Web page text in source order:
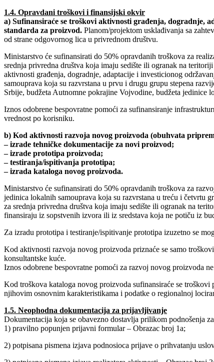
1.4. Opravdani troškovi i finansijski okvir
a) Sufinansiraće se troškovi aktivnosti građenja, dogradnje,
standarda za proizvod. Planom/projektom usklađivanja sa
od strane odgovornog lica u privrednom društvu.
Ministarstvo će sufinansirati do 50% opravdanih troškova za
srednja privredna društva koja imaju sedište ili ogranak na
aktivnosti građenja, dogradnje, adaptacije i investicionog
samouprava koja su razvrstana u prvu i drugu grupu stepena
Srbije, budžeta Autnomne pokrajine Vojvodine, budžeta jedinice
Iznos odobrene bespovratne pomoći za sufinansiranje
vrednost po korisniku.
b) Kod aktivnosti razvoja novog proizvoda (obuhvata
– izrade tehničke dokumentacije za novi proizvod;
– izrade prototipa proizvoda;
– testiranja/ispitivanja prototipa;
– izrada kataloga novog proizvoda.
Ministarstvo će sufinansirati do 50% opravdanih troškova za
jedinica lokalnih samouprava koja su razvrstana u treću i četvrtu
za srednja privredna društva koja imaju sedište ili ogranak na
finansiraju iz sopstvenih izvora ili iz sredstava koja ne potiču iz
Za izradu prototipa i testiranje/ispitivanje prototipa izuzetno se
Kod aktivnosti razvoja novog proizvoda priznaće se samo
konsultantske kuće.
Iznos odobrene bespovratne pomoći za razvoj novog proizvoda
Kod troškova kataloga novog proizvoda sufinansiraće se
njihovim osnovnim karakteristikama i podatke o regionalnoj
1.5. Neophodna dokumentacija za prijavljivanje
Dokumentacija koja se obavezno dostavlja prilikom podnošenja
1) pravilno popunjen prijavni formular – Obrazac broj 1a;
2) potpisana pismena izjava podnosioca prijave o prihvatanju